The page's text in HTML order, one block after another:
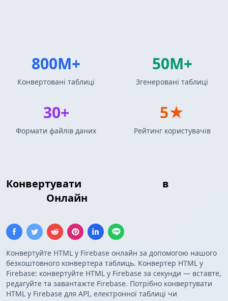
Конвертувати в
Онлайн
Конвертуйте HTML у Firebase онлайн за допомогою нашого
безкоштовного конвертера таблиць. Конвертер HTML у
Firebase: конвертуйте HTML у Firebase за секунди — вставте,
редагуйте та завантажте Firebase. Потрібно конвертувати
HTML у Firebase для API, електронної таблиці чи
800M+
Конвертовані таблиці
50M+
Згенеровані таблиці
30+
Формати файлів даних
5★
Рейтинг користувачів